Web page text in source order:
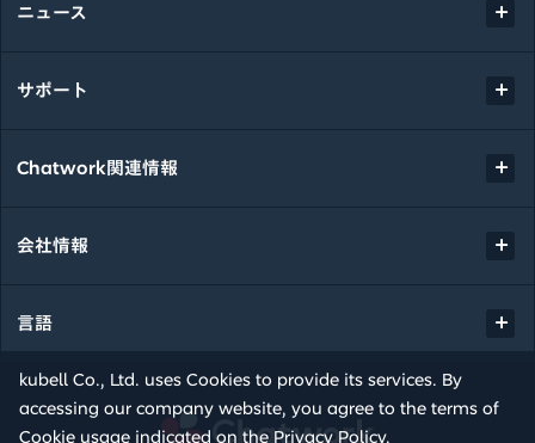
kubell Co., Ltd. uses Cookies to provide its services. By
accessing our company website, you agree to the terms of
Cookie usage indicated on the Privacy Policy.
ニュース
サポート
Chatwork関連情報
会社情報
言語